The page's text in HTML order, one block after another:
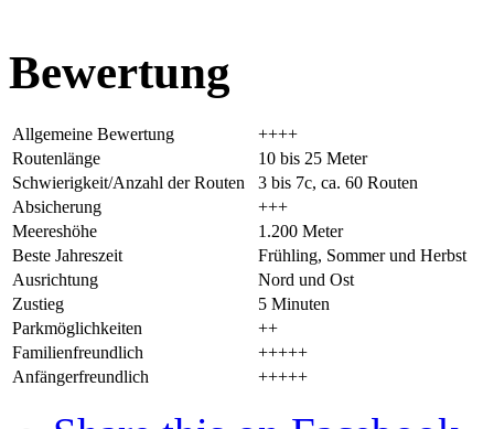
Bewertung
Allgemeine Bewertung
++++
Routenlänge
10 bis 25 Meter
Schwierigkeit/Anzahl der Routen
3 bis 7c, ca. 60 Routen
Absicherung
+++
Meereshöhe
1.200 Meter
Beste Jahreszeit
Frühling, Sommer und Herbst
Ausrichtung
Nord und Ost
Zustieg
5 Minuten
Parkmöglichkeiten
++
Familienfreundlich
+++++
Anfängerfreundlich
+++++